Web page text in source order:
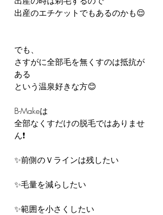
出産のエチケットでもあるのかも😌
でも、
さすがに全部毛を無くすのは抵抗が
ある
という温泉好きな方😊
B-Makeは
全部なくすだけの脱毛ではありませ
ん❗️
✨前側のＶラインは残したい
✨毛量を減らしたい
✨範囲を小さくしたい